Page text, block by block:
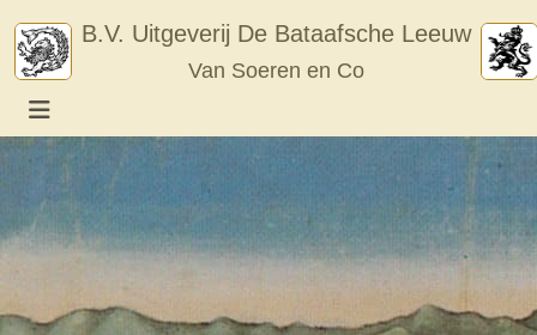
content
B.V. Uitgeverij De Bataafsche Leeuw
Van Soeren en Co